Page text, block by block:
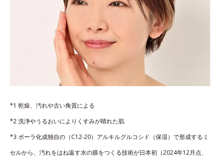
*1 乾燥、汚れや古い角質による
*2 洗浄やうるおいによりくすみが晴れた肌
*3 ポーラ化成独自の（C12-20）アルキルグルコシド（保湿）で形成するミ
セルから、汚れをはね返す水の膜をつくる技術が日本初（2024年12月点、